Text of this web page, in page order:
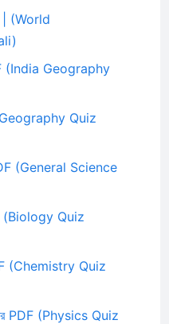
| (World
(India Geography
Quiz
PDF (General Science
(Biology Quiz
(Chemistry Quiz
PDF (Physics Quiz